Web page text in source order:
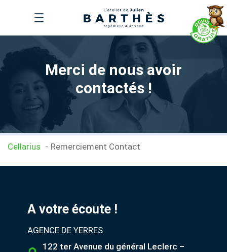
Merci de nous avoir
contactés !
Cellarius Remerciement Contact
A votre écoute !
AGENCE DE YERRES
122 ter Avenue du général Leclerc –